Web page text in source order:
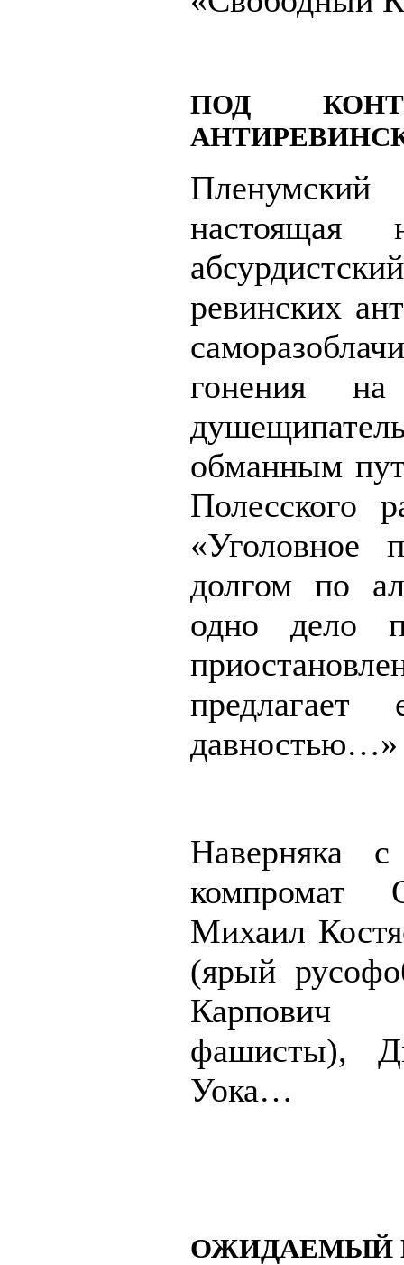
ПОД
настоящая
ревинских
гонения
обманным
Полесского
«Уголовное
долгом по
одно дело
давностью…»
Наверняка
компромат
Михаил
(ярый
Карпович
фашисты),
Уока…
ОЖИДАЕМЫЙ